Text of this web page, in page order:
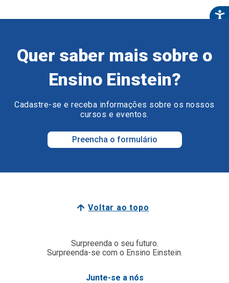
Quer saber mais sobre o
Ensino Einstein?
Cadastre-se e receba informações sobre os nossos
cursos e eventos.
Preencha o formulário
Voltar ao topo
Surpreenda o seu futuro.
Surpreenda-se com o Ensino Einstein.
Junte-se a nós